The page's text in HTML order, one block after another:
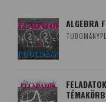
ALGEBRA